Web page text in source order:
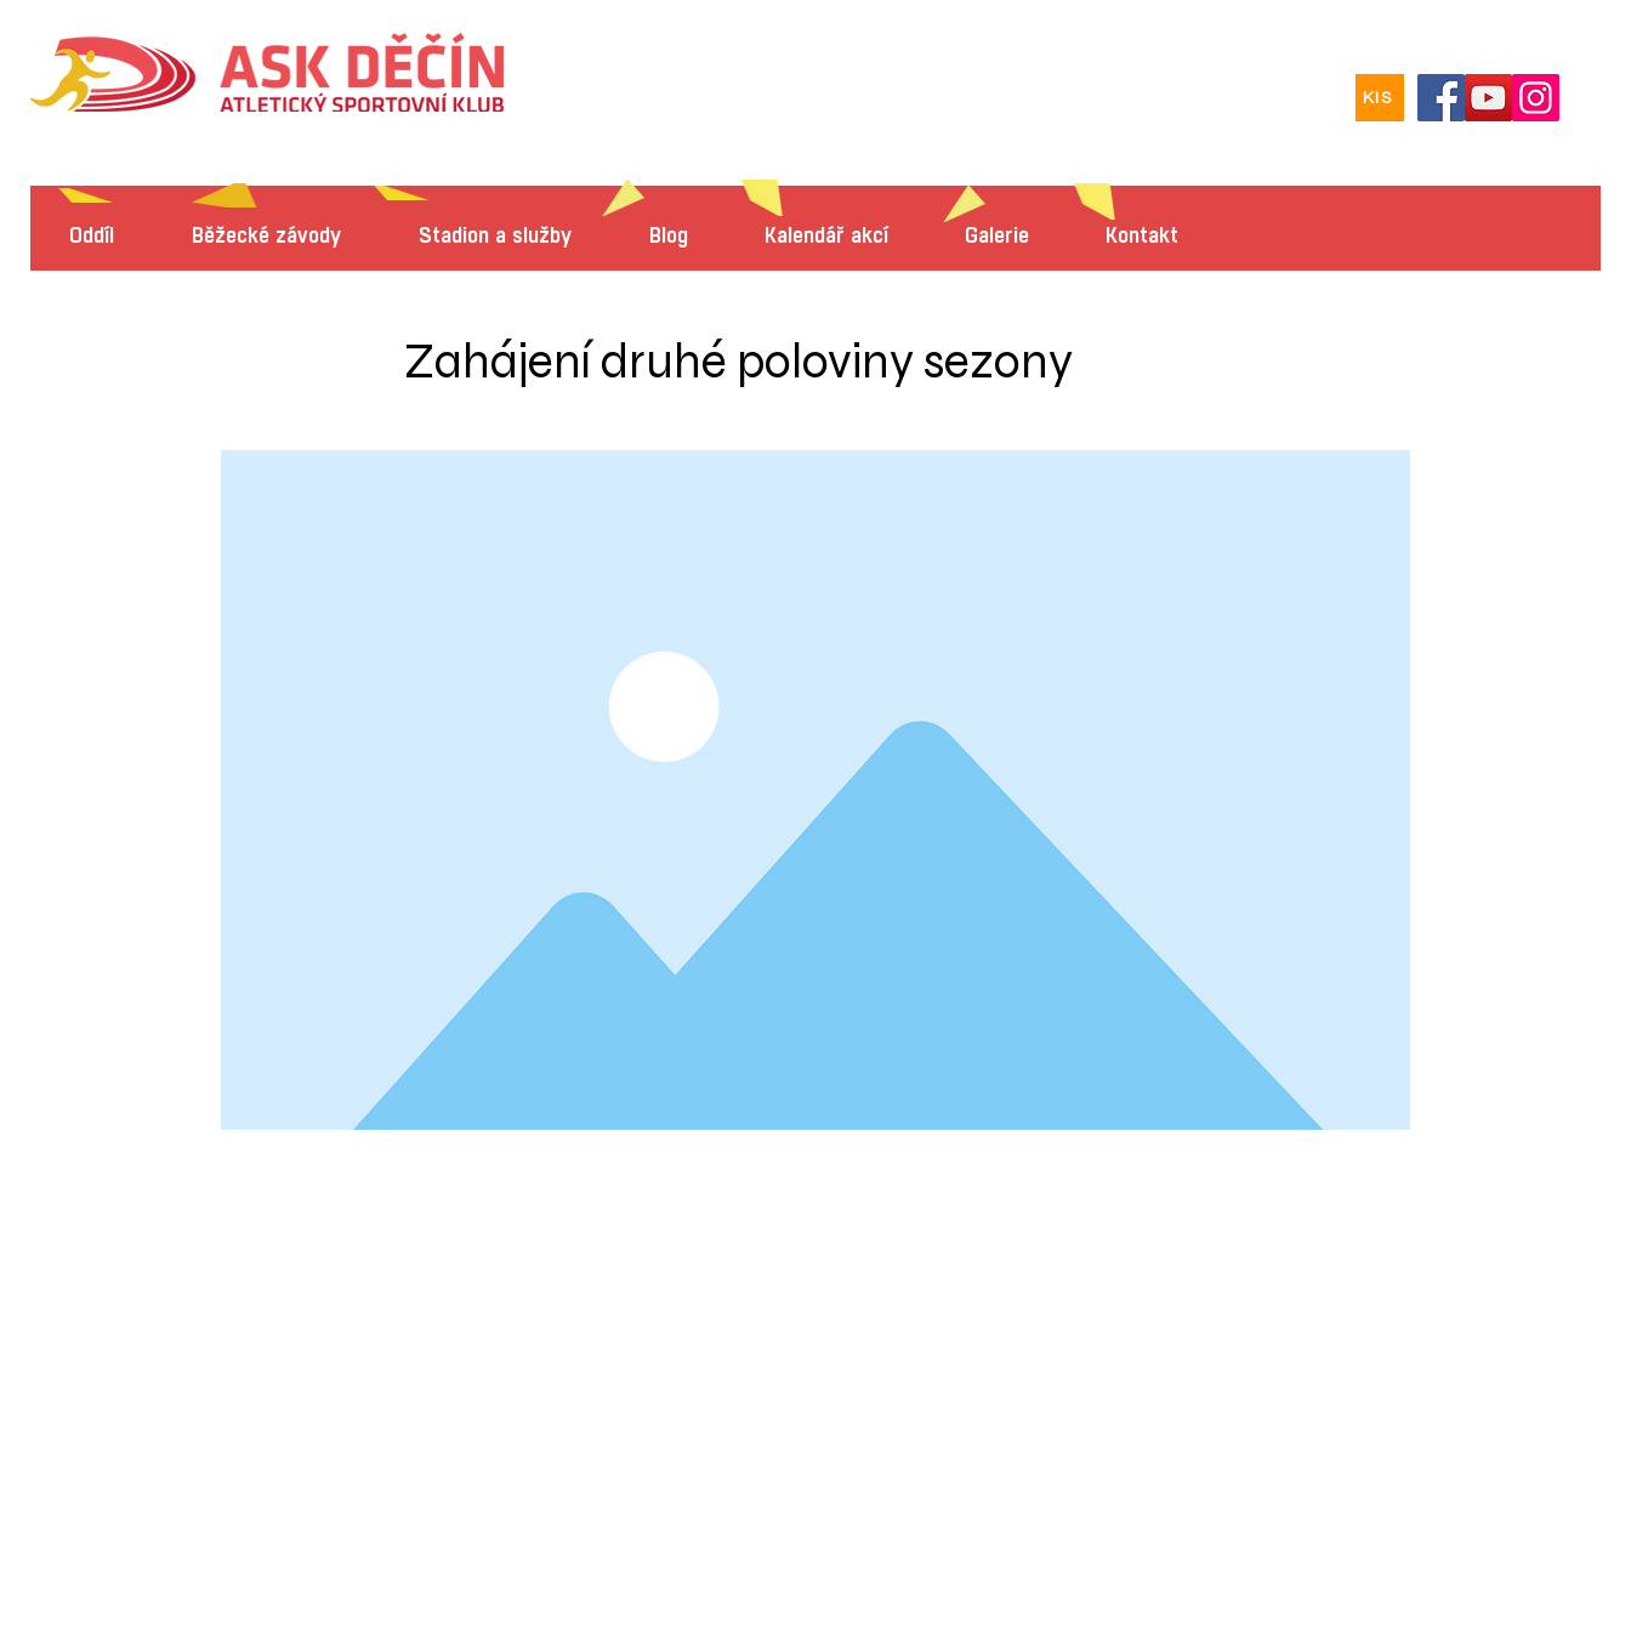
KIS
Oddíl Běžecké závody Stadion a služby Blog Kalendář akcí Galerie Kontakt
Zahájení druhé poloviny sezony